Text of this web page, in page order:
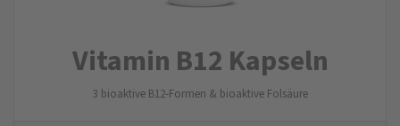
Vitamin B12 Kapseln
3 bioaktive B12-Formen & bioaktive Folsäure